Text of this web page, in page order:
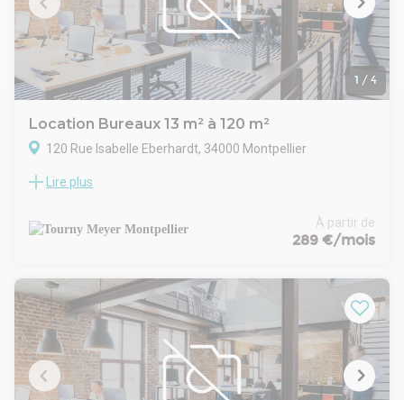
o Commerces de proximité
o Salle de fitness
Le secteur offre un cadre professionnel attractif, idéal pour
l'implantation d'entreprises souhaitant s'installer dans un
pôle tertiaire reconnu de la métropole montpelliéraine.
Disponibilité : immédiate
1 / 4
Location Bureaux 13 m² à 120 m²
120 Rue Isabelle Eberhardt, 34000 Montpellier
Idéalement situé à proximité directe de la gare Saint-Roch, le
présence d'un réparateur sur place pour les besoins des
cyclistes. Avec une vue panoramique à 360° sur Montpellier
nos résidents.
À partir de 289 Euros par poste au mois
Lire plus
À partir de
289 €/mois